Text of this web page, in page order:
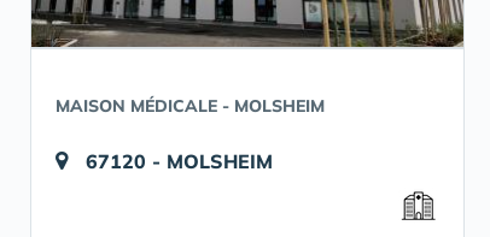
MAISON MÉDICALE - MOLSHEIM
67120 - MOLSHEIM